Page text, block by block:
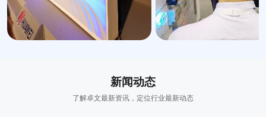
新闻动态
了解卓文最新资讯，定位行业最新动态